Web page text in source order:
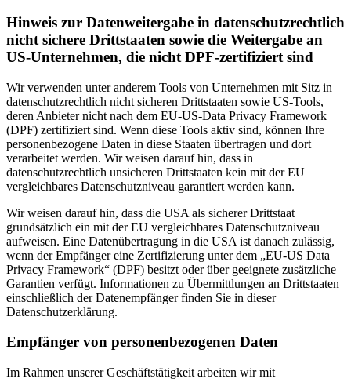
Hinweis zur Datenweitergabe in datenschutzrechtlich
nicht sichere Drittstaaten sowie die Weitergabe an
US-Unternehmen, die nicht DPF-zertifiziert sind
Wir verwenden unter anderem Tools von Unternehmen mit Sitz in
datenschutzrechtlich nicht sicheren Drittstaaten sowie US-Tools,
deren Anbieter nicht nach dem EU-US-Data Privacy Framework
(DPF) zertifiziert sind. Wenn diese Tools aktiv sind, können Ihre
personenbezogene Daten in diese Staaten übertragen und dort
verarbeitet werden. Wir weisen darauf hin, dass in
datenschutzrechtlich unsicheren Drittstaaten kein mit der EU
vergleichbares Datenschutzniveau garantiert werden kann.
Wir weisen darauf hin, dass die USA als sicherer Drittstaat
grundsätzlich ein mit der EU vergleichbares Datenschutzniveau
aufweisen. Eine Datenübertragung in die USA ist danach zulässig,
wenn der Empfänger eine Zertifizierung unter dem „EU-US Data
Privacy Framework“ (DPF) besitzt oder über geeignete zusätzliche
Garantien verfügt. Informationen zu Übermittlungen an Drittstaaten
einschließlich der Datenempfänger finden Sie in dieser
Datenschutzerklärung.
Empfänger von personenbezogenen Daten
Im Rahmen unserer Geschäftstätigkeit arbeiten wir mit